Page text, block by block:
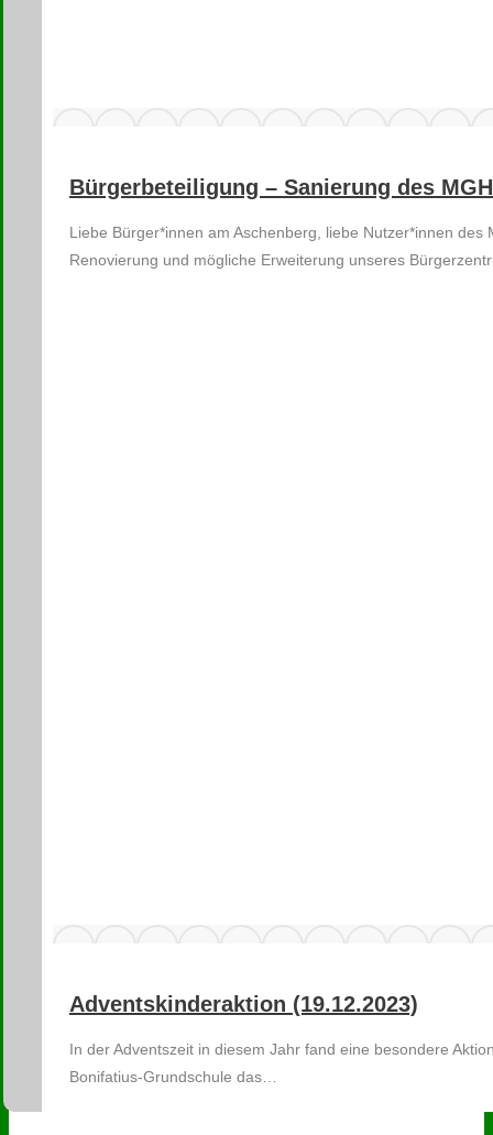
Bürgerbeteiligung – Sanierung des
Liebe Bürger*innen am Aschenberg, liebe Nutzer*innen
Renovierung und mögliche Erweiterung unseres
Adventskinderaktion (19.12.2023)
In der Adventszeit in diesem Jahr fand eine besondere
Bonifatius-Grundschule das…